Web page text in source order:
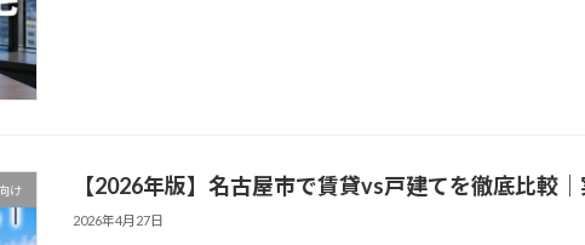
け 【2026年版】名古屋市で賃貸vs戸建てを徹底比較
2026年4月27日